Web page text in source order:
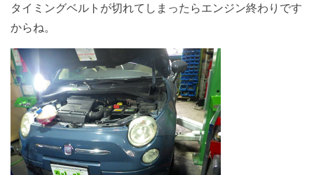
タイミングベルトが切れてしまったらエンジン終わりです
からね。